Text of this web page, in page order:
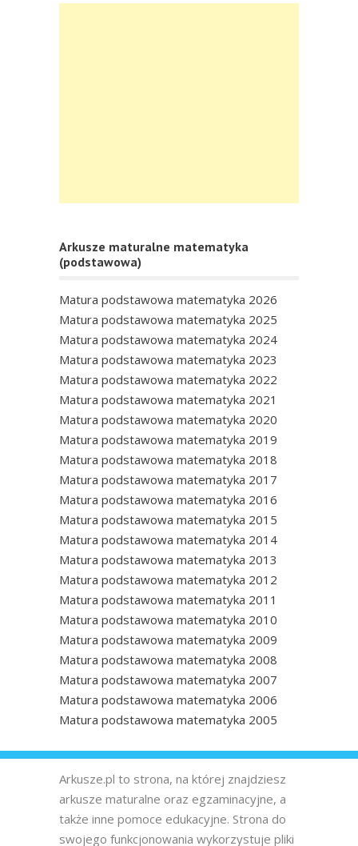
Arkusze maturalne matematyka
(podstawowa)
Matura podstawowa matematyka 2026
Matura podstawowa matematyka 2025
Matura podstawowa matematyka 2024
Matura podstawowa matematyka 2023
Matura podstawowa matematyka 2022
Matura podstawowa matematyka 2021
Matura podstawowa matematyka 2020
Matura podstawowa matematyka 2019
Matura podstawowa matematyka 2018
Matura podstawowa matematyka 2017
Matura podstawowa matematyka 2016
Matura podstawowa matematyka 2015
Matura podstawowa matematyka 2014
Matura podstawowa matematyka 2013
Matura podstawowa matematyka 2012
Matura podstawowa matematyka 2011
Matura podstawowa matematyka 2010
Matura podstawowa matematyka 2009
Matura podstawowa matematyka 2008
Matura podstawowa matematyka 2007
Matura podstawowa matematyka 2006
Matura podstawowa matematyka 2005
Arkusze.pl to strona, na której znajdziesz
arkusze maturalne oraz egzaminacyjne, a
także inne pomoce edukacyjne. Strona do
swojego funkcjonowania wykorzystuje pliki